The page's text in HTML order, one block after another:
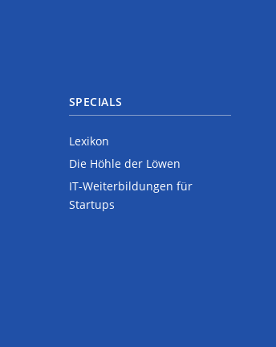
SPECIALS
Lexikon
Die Höhle der Löwen
IT-Weiterbildungen für
Startups